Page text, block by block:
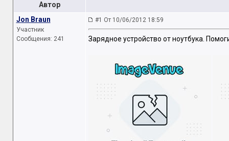
Автор
Jon Braun
Участник
Сообщения: 241
#1 От 10/06/2012 18:59
Зарядное устройство от ноутбука.